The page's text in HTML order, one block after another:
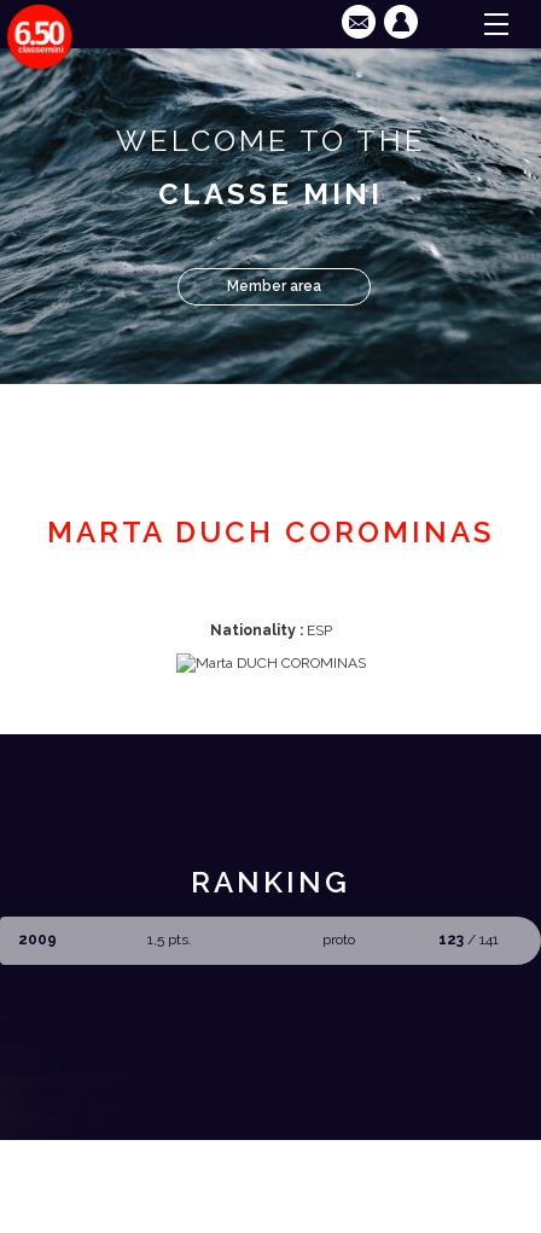
WELCOME TO THE
CLASSE MINI
Member area
MARTA DUCH COROMINAS
Nationality :ESP
RANKING
2009 1,5 pts. proto 123/ 141